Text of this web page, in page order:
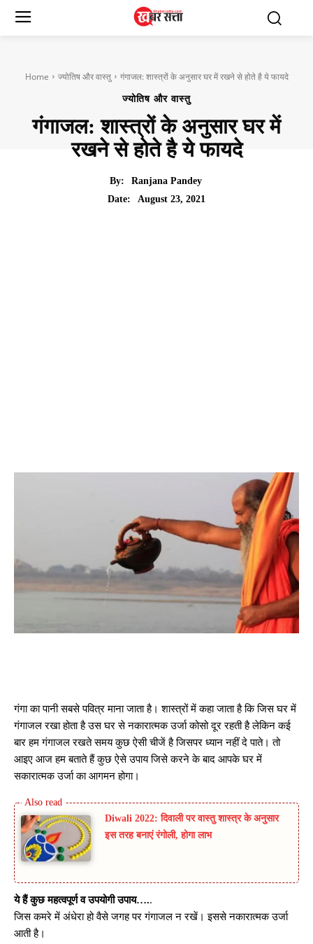
Home ज्योतिष और वास्तु गंगाजल: शास्त्रों के अनुसार घर में रखने से होते है ये फायदे
ज्योतिष और वास्तु
गंगाजल: शास्त्रों के अनुसार घर में
रखने से होते है ये फायदे
By:
Ranjana Pandey
Date:
August 23, 2021
गंगा का पानी सबसे पवित्र माना जाता है। शास्त्रों में कहा जाता है कि जिस घर में
गंगाजल रखा होता है उस घर से नकारात्मक उर्जा कोसो दूर रहती है लेकिन कई
बार हम गंगाजल रखते समय कुछ ऐसी चीजें है जिसपर ध्यान नहीं दे पाते। तो
आइए आज हम बताते हैं कुछ ऐसे उपाय जिसे करने के बाद आपके घर में
सकारात्मक उर्जा का आगमन होगा।
Diwali 2022: दिवाली पर वास्तु शास्त्र के अनुसार
इस तरह बनाएं रंगोली, होगा लाभ
ये हैं कुछ महत्वपूर्ण व उपयोगी उपाय…..
जिस कमरे में अंधेरा हो वैसे जगह पर गंगाजल न रखें। इससे नकारात्मक उर्जा
आती है।